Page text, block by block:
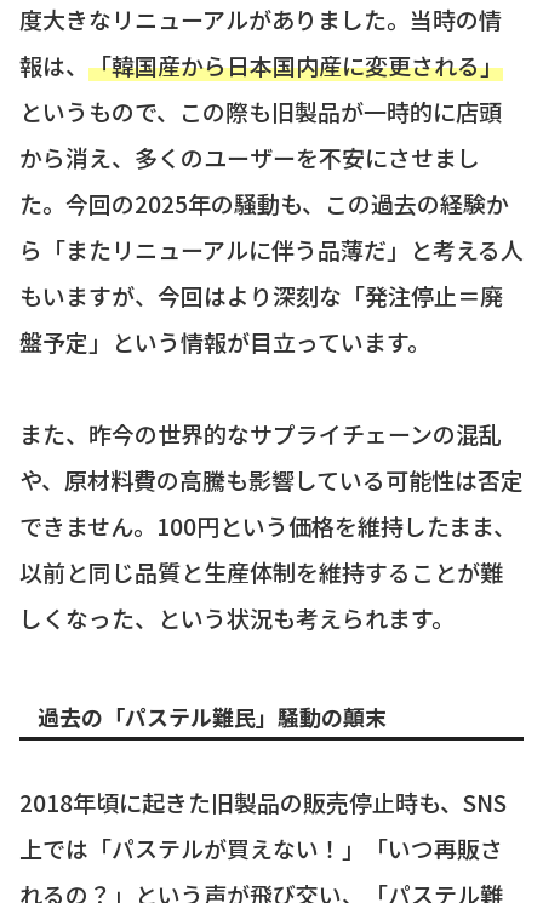
度大きなリニューアルがありました。当時の情
報は、 「韓国産から日本国内産に変更される」
というもので、この際も旧製品が一時的に店頭
から消え、多くのユーザーを不安にさせまし
た。今回の2025年の騒動も、この過去の経験か
ら「またリニューアルに伴う品薄だ」と考える人
もいますが、今回はより深刻な「発注停止＝廃
盤予定」という情報が目立っています。
また、昨今の世界的なサプライチェーンの混乱
や、原材料費の高騰も影響している可能性は否定
できません。100円という価格を維持したまま、
以前と同じ品質と生産体制を維持することが難
しくなった、という状況も考えられます。
過去の「パステル難民」騒動の顛末
2018年頃に起きた旧製品の販売停止時も、SNS
上では「パステルが買えない！」「いつ再販さ
れるの？」という声が飛び交い、「パステル難